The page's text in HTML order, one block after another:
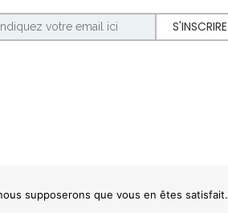
supposerons que vous en êtes satisfait.